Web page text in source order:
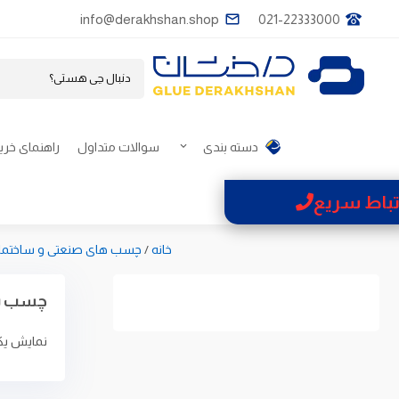
info@derakhshan.shop 021-22333000
دسته بندی سوالات متداول راهنمای
سریع
خانه/ چسب های صنعتی و
چسب
نمایش